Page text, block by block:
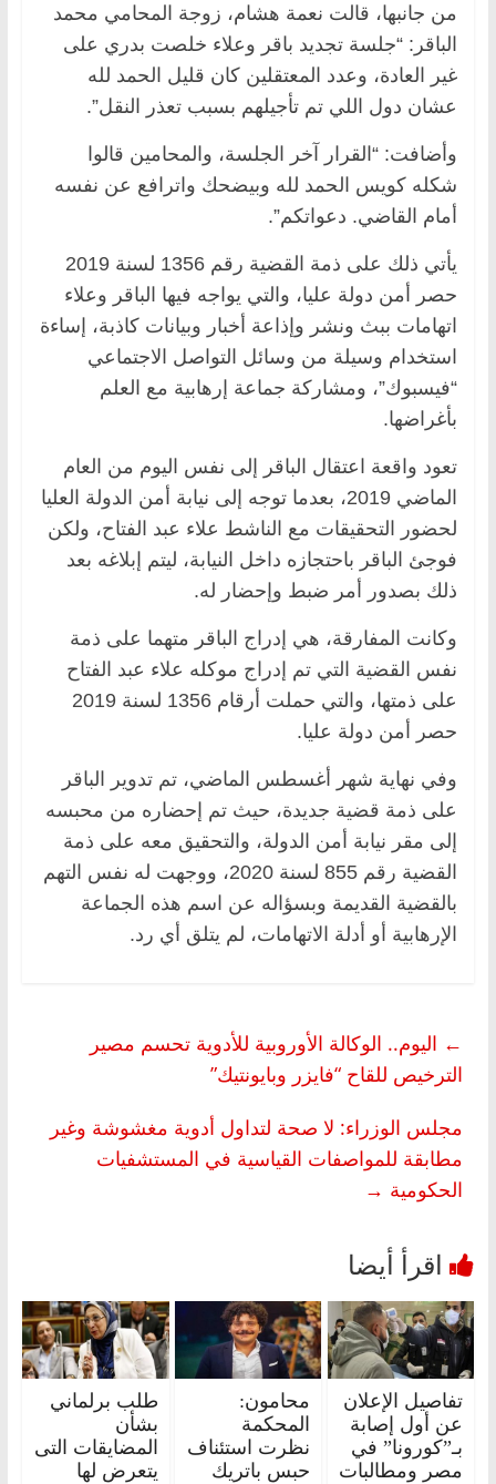
من جانبها، قالت نعمة هشام، زوجة المحامي محمد
الباقر: “جلسة تجديد باقر وعلاء خلصت بدري على
غير العادة، وعدد المعتقلين كان قليل الحمد لله
عشان دول اللي تم تأجيلهم بسبب تعذر النقل”.
وأضافت: “القرار آخر الجلسة، والمحامين قالوا
شكله كويس الحمد لله وبيضحك واترافع عن نفسه
أمام القاضي. دعواتكم”.
يأتي ذلك على ذمة القضية رقم 1356 لسنة 2019
حصر أمن دولة عليا، والتي يواجه فيها الباقر وعلاء
اتهامات ببث ونشر وإذاعة أخبار وبيانات كاذبة، إساءة
استخدام وسيلة من وسائل التواصل الاجتماعي
“فيسبوك”، ومشاركة جماعة إرهابية مع العلم
بأغراضها.
تعود واقعة اعتقال الباقر إلى نفس اليوم من العام
الماضي 2019، بعدما توجه إلى نيابة أمن الدولة العليا
لحضور التحقيقات مع الناشط علاء عبد الفتاح، ولكن
فوجئ الباقر باحتجازه داخل النيابة، ليتم إبلاغه بعد
ذلك بصدور أمر ضبط وإحضار له.
وكانت المفارقة، هي إدراج الباقر متهما على ذمة
نفس القضية التي تم إدراج موكله علاء عبد الفتاح
على ذمتها، والتي حملت أرقام 1356 لسنة 2019
حصر أمن دولة عليا.
وفي نهاية شهر أغسطس الماضي، تم تدوير الباقر
على ذمة قضية جديدة، حيث تم إحضاره من محبسه
إلى مقر نيابة أمن الدولة، والتحقيق معه على ذمة
القضية رقم 855 لسنة 2020، ووجهت له نفس التهم
بالقضية القديمة وبسؤاله عن اسم هذه الجماعة
الإرهابية أو أدلة الاتهامات، لم يتلق أي رد.
← اليوم.. الوكالة الأوروبية للأدوية تحسم مصير
الترخيص للقاح “فايزر وبايونتيك”
مجلس الوزراء: لا صحة لتداول أدوية مغشوشة وغير
مطابقة للمواصفات القياسية في المستشفيات
الحكومية →
تفاصيل الإعلان
عن أول إصابة
بـ”كورونا” في
مصر ومطالبات
محامون:
المحكمة
نظرت استئناف
حبس باتريك
طلب برلماني
بشأن
المضايقات التى
يتعرض لها